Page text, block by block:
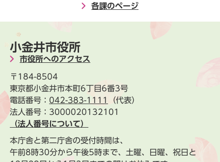
各課のページ
小金井市役所
市役所へのアクセス
〒184-8504
東京都小金井市本町6丁目6番3号
電話番号： 042-383-1111
（代表）
法人番号：3000020132101
（法人番号について）
本庁舎と第二庁舎の受付時間は、
午前8時30分から午後5時まで、土曜、日曜、祝日と